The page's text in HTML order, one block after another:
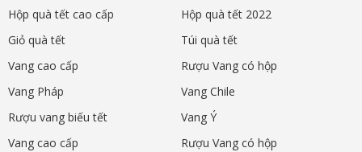
Hộp quà tết cao cấp
Hộp quà tết 2022
Giỏ quà tết
Túi quà tết
Vang cao cấp
Rượu Vang có hộp
Vang Pháp
Vang Chile
Rượu vang biếu tết
Vang Ý
Vang cao cấp
Rượu Vang có hộp